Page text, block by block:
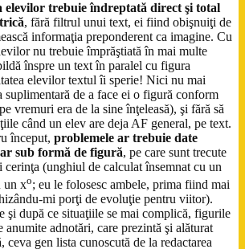
elevilor trebuie îndreptată direct şi total
, fără filtrul unui text, ei fiind obişnuiţi de
informaţia preponderent ca imagine. Cu
nu trebuie împrăştiată în mai multe
înspre un text în paralel cu figura
elevilor textul îi sperie! Nici nu mai
suplimentară de a face ei o figură conform
vremuri era de la sine înţeleasă), şi fără să
când un elev are deja AF general, pe text.
început, problemele ar trebuie date
sub formă de figură, pe care sunt trecute
cerinţa (unghiul de calculat însemnat cu un
un xo; eu le folosesc ambele, prima fiind mai
mi porţi de evoluţie pentru viitor).
şi după ce situaţiile se mai complică, figurile
anumite adnotări, care prezintă şi alăturat
gen lista cunoscută de la redactarea